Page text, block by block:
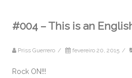
#004 – This is an
Priss Guerrero / fevereiro 20, 2015 /
Rock ON!!!